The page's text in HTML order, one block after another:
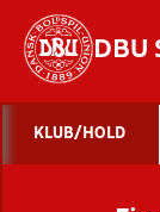
DBU
KLUB/HOLD